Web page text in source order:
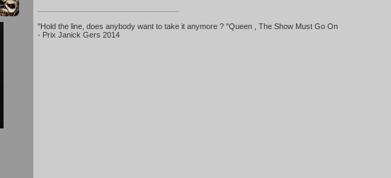
"Hold the line, does anybody want to take it anymore ? "Queen , The Show Must Go On
- Prix Janick Gers 2014